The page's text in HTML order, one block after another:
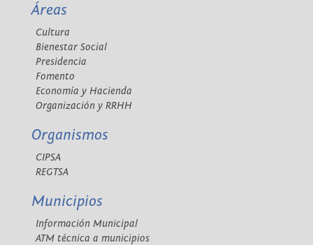
Áreas
Cultura
Bienestar Social
Presidencia
Fomento
Economía y Hacienda
Organización y RRHH
Organismos
CIPSA
REGTSA
Municipios
Información Municipal
ATM técnica a municipios